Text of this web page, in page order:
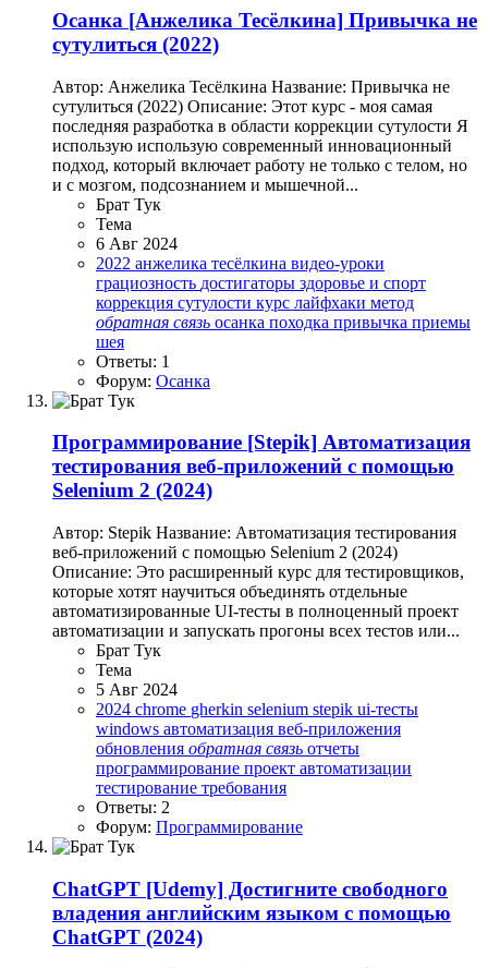
Осанка [Анжелика Тесёлкина] Привычка не
сутулиться (2022)
Автор: Анжелика Тесёлкина Название: Привычка не
сутулиться (2022) Описание: Этот курс - моя самая
последняя разработка в области коррекции сутулости Я
использую использую современный инновационный
подход, который включает работу не только с телом, но
и с мозгом, подсознанием и мышечной...
Брат Тук
Тема
6 Авг 2024
2022 анжелика тесёлкина видео-уроки
грациозность достигаторы здоровье и спорт
коррекция сутулости курс лайфхаки метод
обратная связь осанка походка привычка приемы
шея
Ответы: 1
Форум: Осанка
Программирование [Stepik] Автоматизация
тестирования веб-приложений с помощью
Selenium 2 (2024)
Автор: Stepik Название: Автоматизация тестирования
веб-приложений с помощью Selenium 2 (2024)
Описание: Это расширенный курс для тестировщиков,
которые хотят научиться объединять отдельные
автоматизированные UI-тесты в полноценный проект
автоматизации и запускать прогоны всех тестов или...
Брат Тук
Тема
5 Авг 2024
2024 chrome gherkin selenium stepik ui-тесты
windows автоматизация веб-приложения
обновления обратная связь отчеты
программирование проект автоматизации
тестирование требования
Ответы: 2
Форум: Программирование
ChatGPT [Udemy] Достигните свободного
владения английским языком с помощью
ChatGPT (2024)